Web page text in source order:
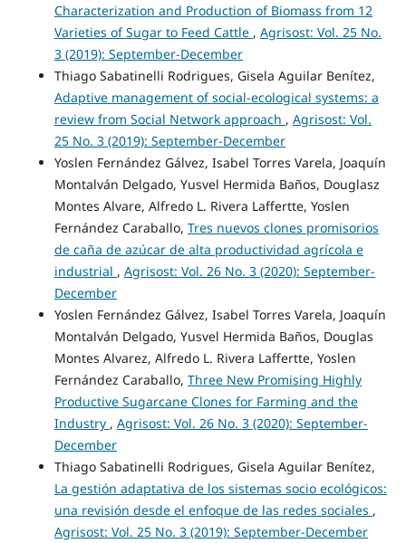
Characterization and Production of Biomass from 12
Varieties of Sugar to Feed Cattle , Agrisost: Vol. 25 No.
3 (2019): September-December
Thiago Sabatinelli Rodrigues, Gisela Aguilar Benítez,
Adaptive management of social-ecological systems: a
review from Social Network approach , Agrisost: Vol.
25 No. 3 (2019): September-December
Yoslen Fernández Gálvez, Isabel Torres Varela, Joaquín
Montalván Delgado, Yusvel Hermida Baños, Douglasz
Montes Alvare, Alfredo L. Rivera Laffertte, Yoslen
Fernández Caraballo, Tres nuevos clones promisorios
de caña de azúcar de alta productividad agrícola e
industrial , Agrisost: Vol. 26 No. 3 (2020): September-
December
Yoslen Fernández Gálvez, Isabel Torres Varela, Joaquín
Montalván Delgado, Yusvel Hermida Baños, Douglas
Montes Alvarez, Alfredo L. Rivera Laffertte, Yoslen
Fernández Caraballo, Three New Promising Highly
Productive Sugarcane Clones for Farming and the
Industry , Agrisost: Vol. 26 No. 3 (2020): September-
December
Thiago Sabatinelli Rodrigues, Gisela Aguilar Benítez,
La gestión adaptativa de los sistemas socio ecológicos:
una revisión desde el enfoque de las redes sociales ,
Agrisost: Vol. 25 No. 3 (2019): September-December